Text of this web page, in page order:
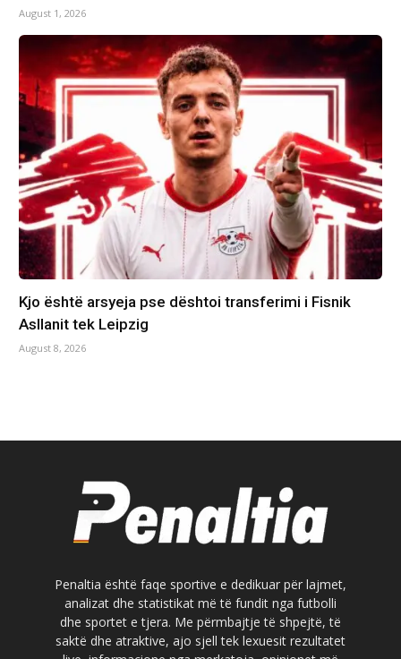
August 1, 2026
Kjo është arsyeja pse dështoi transferimi i Fisnik
Asllanit tek Leipzig
August 8, 2026
Penaltia është faqe sportive e dedikuar për lajmet,
analizat dhe statistikat më të fundit nga futbolli
dhe sportet e tjera. Me përmbajtje të shpejtë, të
saktë dhe atraktive, ajo sjell tek lexuesit rezultatet